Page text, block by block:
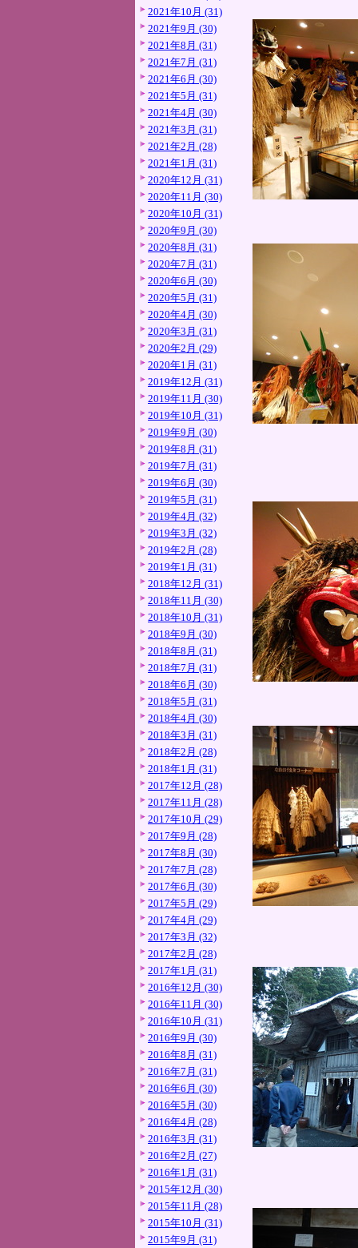
2021年10月 (31)
2021年9月 (30)
2021年8月 (31)
2021年7月 (31)
2021年6月 (30)
2021年5月 (31)
2021年4月 (30)
2021年3月 (31)
2021年2月 (28)
2021年1月 (31)
2020年12月 (31)
2020年11月 (30)
2020年10月 (31)
2020年9月 (30)
2020年8月 (31)
2020年7月 (31)
2020年6月 (30)
2020年5月 (31)
2020年4月 (30)
2020年3月 (31)
2020年2月 (29)
2020年1月 (31)
2019年12月 (31)
2019年11月 (30)
2019年10月 (31)
2019年9月 (30)
2019年8月 (31)
2019年7月 (31)
2019年6月 (30)
2019年5月 (31)
2019年4月 (32)
2019年3月 (32)
2019年2月 (28)
2019年1月 (31)
2018年12月 (31)
2018年11月 (30)
2018年10月 (31)
2018年9月 (30)
2018年8月 (31)
2018年7月 (31)
2018年6月 (30)
2018年5月 (31)
2018年4月 (30)
2018年3月 (31)
2018年2月 (28)
2018年1月 (31)
2017年12月 (28)
2017年11月 (28)
2017年10月 (29)
2017年9月 (28)
2017年8月 (30)
2017年7月 (28)
2017年6月 (30)
2017年5月 (29)
2017年4月 (29)
2017年3月 (32)
2017年2月 (28)
2017年1月 (31)
2016年12月 (30)
2016年11月 (30)
2016年10月 (31)
2016年9月 (30)
2016年8月 (31)
2016年7月 (31)
2016年6月 (30)
2016年5月 (30)
2016年4月 (28)
2016年3月 (31)
2016年2月 (27)
2016年1月 (31)
2015年12月 (30)
2015年11月 (28)
2015年10月 (31)
2015年9月 (31)